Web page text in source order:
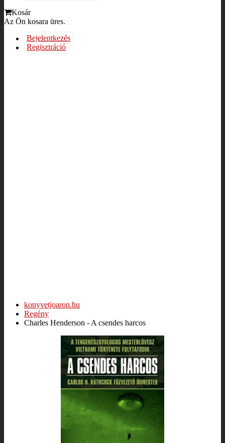
Kosár
Az Ön kosara üres.
Bejelentkezés
Regisztráció
konyvetjoaron.hu
Regény
Charles Henderson - A csendes harcos